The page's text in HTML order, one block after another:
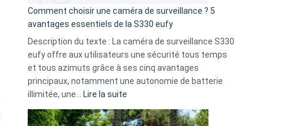
16
milliards
données
menace
Facebook,
Telegram
GitHub
Comment choisir une caméra de surveillance ? 5
avantages essentiels de la S330 eufy
Description du texte : La caméra de surveillance S330
eufy offre aux utilisateurs une sécurité tous temps
et tous azimuts grâce à ses cinq avantages
principaux, notamment une autonomie de batterie
illimitée, une… Lire la suite
Comment
choisir